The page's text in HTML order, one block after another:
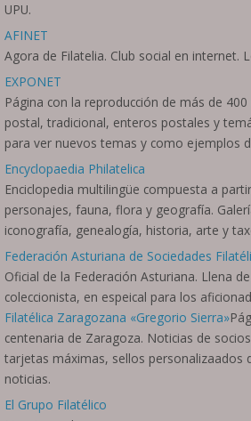
UPU.
AFINET
Agora de Filatelia. Club social en internet.
EXPONET
Página con la reproducción de más de
postal, tradicional, enteros postales y
para ver nuevos temas y como ejemplos
Encyclopaedia Philatelica
Enciclopedia multilingüe compuesta a
personajes, fauna, flora y geografía.
iconografía, genealogía, historia, arte y
Federación Asturiana de Sociedades
Oficial de la Federación Asturiana. Llena
coleccionista, en espeical para los
Filatélica Zaragozana «Gregorio Sierra»
centenaria de Zaragoza. Noticias de
tarjetas máximas, sellos personalizaados
noticias.
El Grupo Filatélico